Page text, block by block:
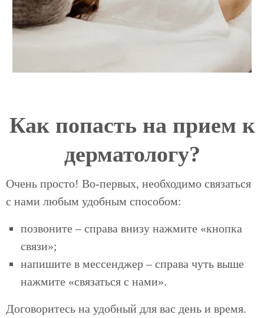
Как попасть на прием к
дерматологу?
Очень просто! Во-первых, необходимо связаться
с нами любым удобным способом:
позвоните – справа внизу нажмите «кнопка
связи»;
напишите в мессенджер – справа чуть выше
нажмите «связаться с нами».
Договоритесь на удобный для вас день и время.